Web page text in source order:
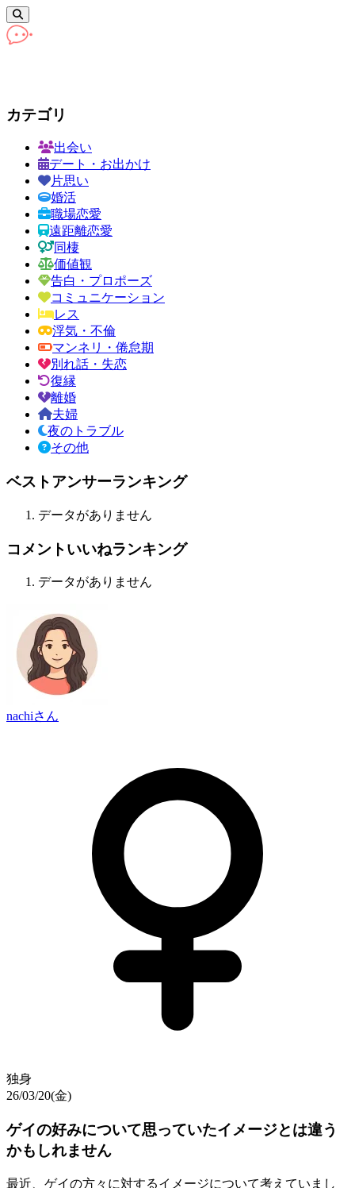
カテゴリ
出会い
デート・お出かけ
片思い
婚活
職場恋愛
遠距離恋愛
同棲
価値観
告白・プロポーズ
コミュニケーション
レス
浮気・不倫
マンネリ・倦怠期
別れ話・失恋
復縁
離婚
夫婦
夜のトラブル
その他
ベストアンサーランキング
データがありません
コメントいいねランキング
データがありません
nachiさん
独身
26/03/20(金)
ゲイの好みについて思っていたイメージとは違う
かもしれません
最近、ゲイの方々に対するイメージについて考えていまし